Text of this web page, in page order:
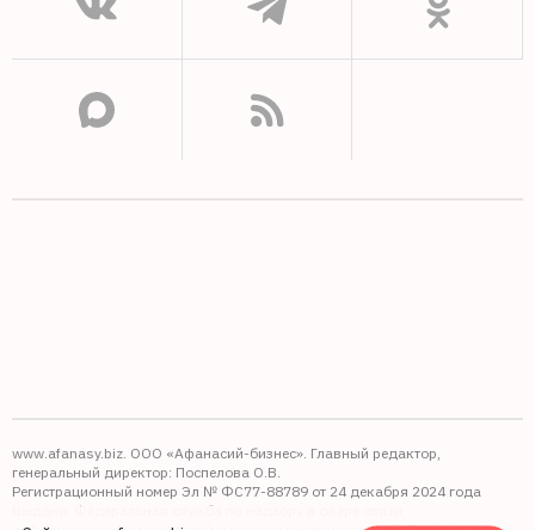
www.afanasy.biz. ООО «Афанасий-бизнес». Главный редактор,
генеральный директор: Поспелова О.В.
Регистрационный номер Эл № ФС77-88789 от 24 декабря 2024 года
Выдано: Федеральная служба по надзору в сфере связи,